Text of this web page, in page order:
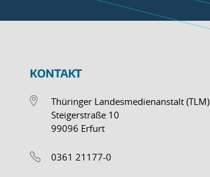
KONTAKT
Thüringer Landesmedienanstalt (TLM)
Steigerstraße 10
99096 Erfurt
0361 21177-0